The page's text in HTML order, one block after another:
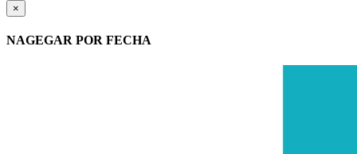
×
NAGEGAR POR FECHA